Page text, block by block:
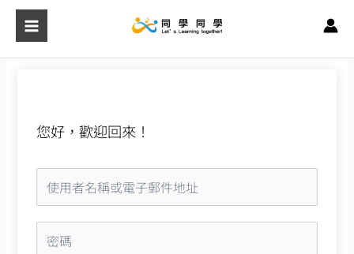
您好，歡迎回來！